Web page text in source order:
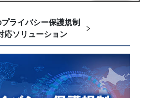
ライバシー保護規制
応ソリューション